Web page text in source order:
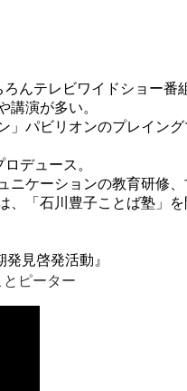
んテレビワイドショー番
講演が多い。
パビリオンのプレイン
デュース。
ケーションの教育研修
「石川豊子ことば塾」を
見啓発活動』
ピーター